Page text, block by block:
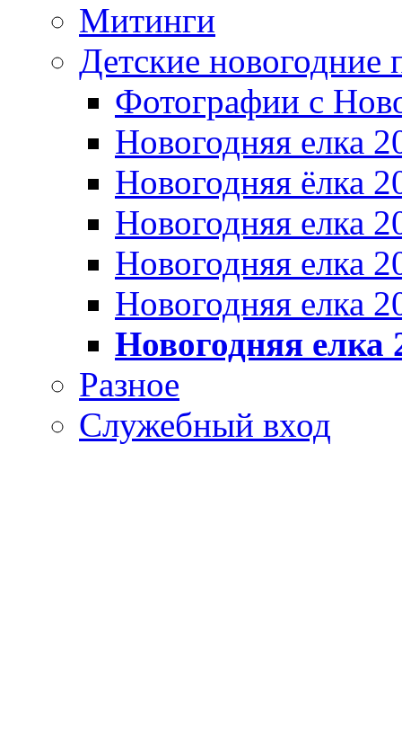
Митинги
Детские новогодние
Фотографии с
Новогодняя елка
Новогодняя ёлка
Новогодняя елка
Новогодняя елка
Новогодняя елка
Новогодняя елка
Разное
Служебный вход